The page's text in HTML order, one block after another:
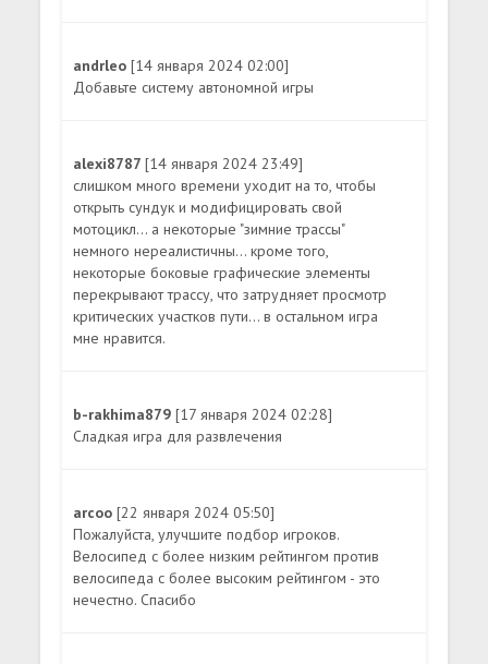
andrleo[14 января 2024 02:00]
Добавьте систему автономной игры
alexi8787[14 января 2024 23:49]
слишком много времени уходит на то, чтобы
открыть сундук и модифицировать свой
мотоцикл... а некоторые "зимние трассы"
немного нереалистичны... кроме того,
некоторые боковые графические элементы
перекрывают трассу, что затрудняет просмотр
критических участков пути... в остальном игра
мне нравится.
b-rakhima879[17 января 2024 02:28]
Сладкая игра для развлечения
arcoo[22 января 2024 05:50]
Пожалуйста, улучшите подбор игроков.
Велосипед с более низким рейтингом против
велосипеда с более высоким рейтингом - это
нечестно. Спасибо